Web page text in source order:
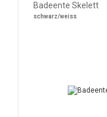
Badeente Skelett
schwarz/weiss